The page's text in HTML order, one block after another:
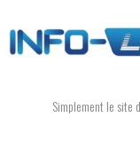
to
content
Simplement le site